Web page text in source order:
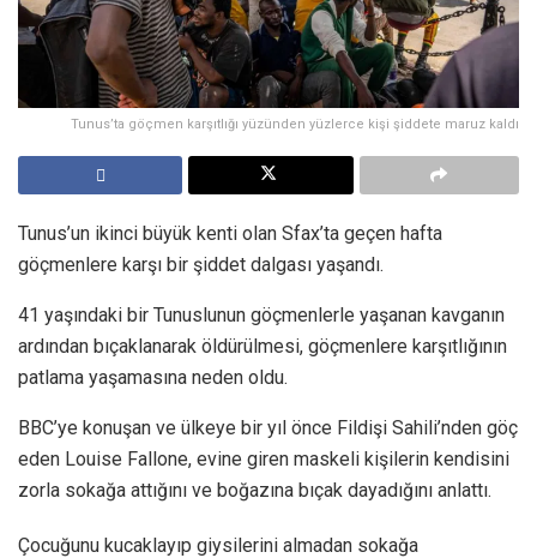
Tunus’ta göçmen karşıtlığı yüzünden yüzlerce kişi şiddete maruz kaldı
Tunus’un ikinci büyük kenti olan Sfax’ta geçen hafta
göçmenlere karşı bir şiddet dalgası yaşandı.
41 yaşındaki bir Tunuslunun göçmenlerle yaşanan kavganın
ardından bıçaklanarak öldürülmesi, göçmenlere karşıtlığının
patlama yaşamasına neden oldu.
BBC’ye konuşan ve ülkeye bir yıl önce Fildişi Sahili’nden göç
eden Louise Fallone, evine giren maskeli kişilerin kendisini
zorla sokağa attığını ve boğazına bıçak dayadığını anlattı.
Çocuğunu kucaklayıp giysilerini almadan sokağa